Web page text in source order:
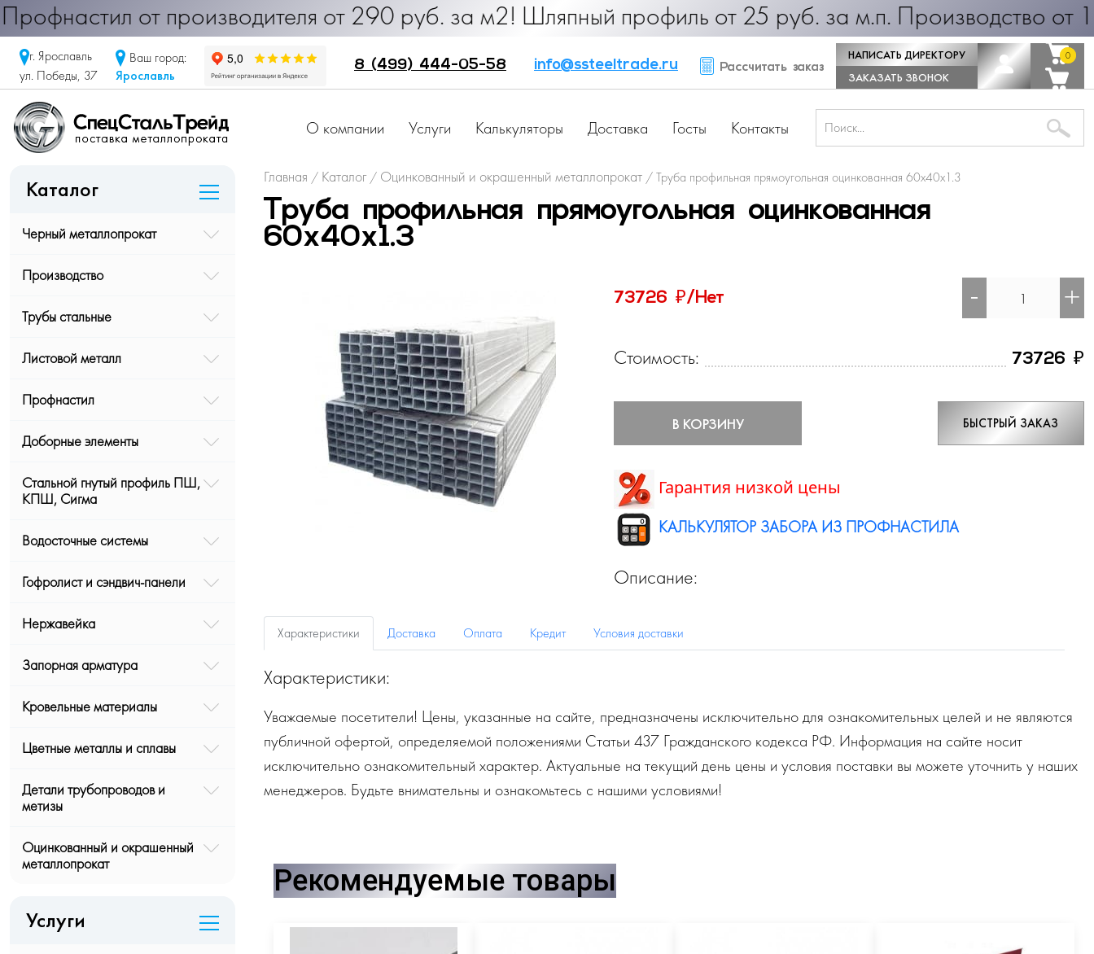
от производителя от 290 руб. за м2! Шляпный профиль от 25 руб. за м.п. Производство от 1
г. Ярославль
ул. Победы, 37
Ваш город:
Ярославль
8 (499) 444-05-58 info@ssteeltrade.ru Рассчитать заказ
НАПИСАТЬ ДИРЕКТОРУ
ЗАКАЗАТЬ ЗВОНОК
0
0
О компании Услуги Калькуляторы Доставка Госты Контакты
Каталог
Черный металлопрокат
Производство
Трубы стальные
Листовой металл
Профнастил
Доборные элементы
Стальной гнутый профиль ПШ,
КПШ, Сигма
Водосточные системы
Гофролист и сэндвич-панели
Нержавейка
Запорная арматура
Кровельные материалы
Цветные металлы и сплавы
Детали трубопроводов и
метизы
Оцинкованный и окрашенный
металлопрокат
Услуги
Главная / Каталог / Оцинкованный и окрашенный металлопрокат /Труба профильная прямоугольная оцинкованная 60х40х1.3
Труба профильная прямоугольная оцинкованная
60х40х1.3
73726 ₽/Нет - +
Стоимость: 73726 ₽
В КОРЗИНУ БЫСТРЫЙ ЗАКАЗ
Гарантия низкой цены
КАЛЬКУЛЯТОР ЗАБОРА ИЗ ПРОФНАСТИЛА
Описание:
Характеристики Доставка Оплата Кредит Условия доставки
Характеристики:
Уважаемые посетители! Цены, указанные на сайте, предназначены исключительно для ознакомительных целей и не являются
публичной офертой, определяемой положениями Статьи 437 Гражданского кодекса РФ. Информация на сайте носит
исключительно ознакомительный характер. Актуальные на текущий день цены и условия поставки вы можете уточнить у наших
менеджеров. Будьте внимательны и ознакомьтесь с нашими условиями!
Рекомендуемые товары